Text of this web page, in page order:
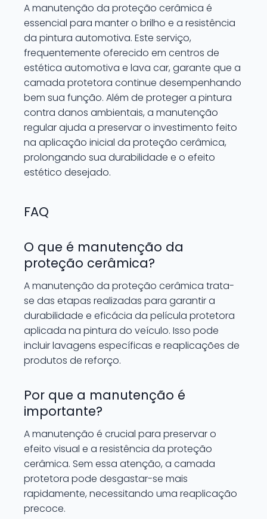
A manutenção da proteção cerâmica é
essencial para manter o brilho e a resistência
da pintura automotiva. Este serviço,
frequentemente oferecido em centros de
estética automotiva e lava car, garante que a
camada protetora continue desempenhando
bem sua função. Além de proteger a pintura
contra danos ambientais, a manutenção
regular ajuda a preservar o investimento feito
na aplicação inicial da proteção cerâmica,
prolongando sua durabilidade e o efeito
estético desejado.
FAQ
O que é manutenção da
proteção cerâmica?
A manutenção da proteção cerâmica trata-
se das etapas realizadas para garantir a
durabilidade e eficácia da película protetora
aplicada na pintura do veículo. Isso pode
incluir lavagens específicas e reaplicações de
produtos de reforço.
Por que a manutenção é
importante?
A manutenção é crucial para preservar o
efeito visual e a resistência da proteção
cerâmica. Sem essa atenção, a camada
protetora pode desgastar-se mais
rapidamente, necessitando uma reaplicação
precoce.